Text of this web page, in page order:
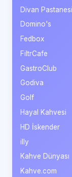
Divan Pastanesi
Domino's
Fedbox
FiltrCafe
GastroClub
Godiva
Golf
Hayal Kahvesi
HD İskender
illy
Kahve Dünyası
Kahve.com